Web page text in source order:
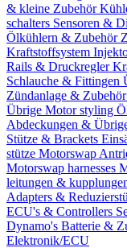
& kleine Zubehör
schalters Sensoren &
Ölkühlern & Zubehör
Kraftstoffsystem
Rails & Druckregler
Schlauche & Fittingen
Zündanlage & Zubehör
Übrige Motor styling
Abdeckungen &
Stütze & Brackets
stütze Motorswap
Motorswap harnesses
leitungen &
Adapters &
ECU's & Controllers
Dynamo's Batterie &
Elektronik/ECU